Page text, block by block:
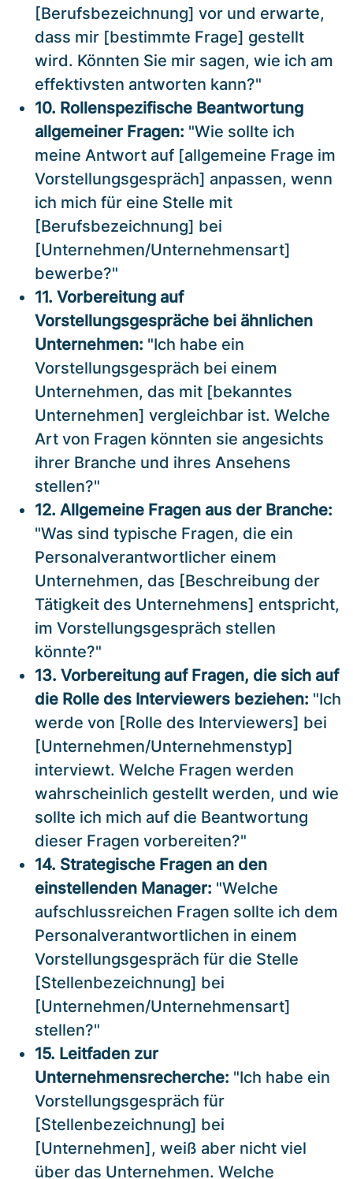
[Berufsbezeichnung] vor und erwarte,
dass mir [bestimmte Frage] gestellt
wird. Könnten Sie mir sagen, wie ich am
effektivsten antworten kann?"
10. Rollenspezifische Beantwortung
allgemeiner Fragen: "Wie sollte ich
meine Antwort auf [allgemeine Frage im
Vorstellungsgespräch] anpassen, wenn
ich mich für eine Stelle mit
[Berufsbezeichnung] bei
[Unternehmen/Unternehmensart]
bewerbe?"
11. Vorbereitung auf
Vorstellungsgespräche bei ähnlichen
Unternehmen: "Ich habe ein
Vorstellungsgespräch bei einem
Unternehmen, das mit [bekanntes
Unternehmen] vergleichbar ist. Welche
Art von Fragen könnten sie angesichts
ihrer Branche und ihres Ansehens
stellen?"
12. Allgemeine Fragen aus der Branche:
"Was sind typische Fragen, die ein
Personalverantwortlicher einem
Unternehmen, das [Beschreibung der
Tätigkeit des Unternehmens] entspricht,
im Vorstellungsgespräch stellen
könnte?"
13. Vorbereitung auf Fragen, die sich auf
die Rolle des Interviewers beziehen: "Ich
werde von [Rolle des Interviewers] bei
[Unternehmen/Unternehmenstyp]
interviewt. Welche Fragen werden
wahrscheinlich gestellt werden, und wie
sollte ich mich auf die Beantwortung
dieser Fragen vorbereiten?"
14. Strategische Fragen an den
einstellenden Manager: "Welche
aufschlussreichen Fragen sollte ich dem
Personalverantwortlichen in einem
Vorstellungsgespräch für die Stelle
[Stellenbezeichnung] bei
[Unternehmen/Unternehmensart]
stellen?"
15. Leitfaden zur
Unternehmensrecherche: "Ich habe ein
Vorstellungsgespräch für
[Stellenbezeichnung] bei
[Unternehmen], weiß aber nicht viel
über das Unternehmen. Welche